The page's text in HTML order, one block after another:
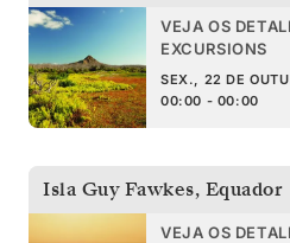
VEJA OS
EXCURSIONS
SEX., 22 DE
00:00 - 00:00
Isla Guy Fawkes, Equador
VEJA OS